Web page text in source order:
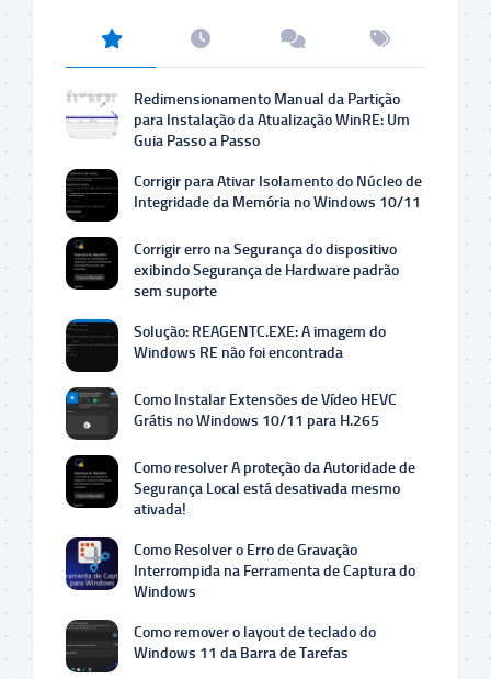
Redimensionamento Manual da Partição
para Instalação da Atualização WinRE: Um
Guia Passo a Passo
Corrigir para Ativar Isolamento do Núcleo de
Integridade da Memória no Windows 10/11
Corrigir erro na Segurança do dispositivo
exibindo Segurança de Hardware padrão
sem suporte
Solução: REAGENTC.EXE: A imagem do
Windows RE não foi encontrada
Como Instalar Extensões de Vídeo HEVC
Grátis no Windows 10/11 para H.265
Como resolver A proteção da Autoridade de
Segurança Local está desativada mesmo
ativada!
Como Resolver o Erro de Gravação
Interrompida na Ferramenta de Captura do
Windows
Como remover o layout de teclado do
Windows 11 da Barra de Tarefas